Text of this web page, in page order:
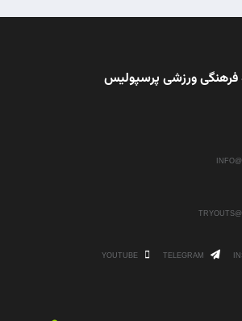
فرهنگی ورزشی پرسپولیس